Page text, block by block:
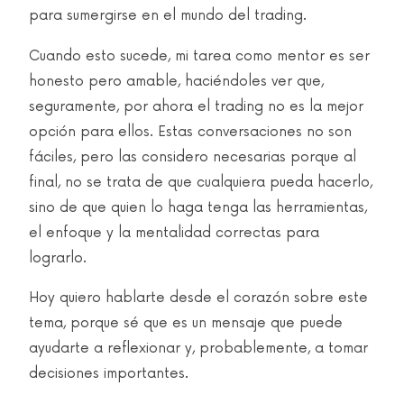
para sumergirse en el mundo del trading.
Cuando esto sucede, mi tarea como mentor es ser
honesto pero amable, haciéndoles ver que,
seguramente, por ahora el trading no es la mejor
opción para ellos. Estas conversaciones no son
fáciles, pero las considero necesarias porque al
final, no se trata de que cualquiera pueda hacerlo,
sino de que quien lo haga tenga las herramientas,
el enfoque y la mentalidad correctas para
lograrlo.
Hoy quiero hablarte desde el corazón sobre este
tema, porque sé que es un mensaje que puede
ayudarte a reflexionar y, probablemente, a tomar
decisiones importantes.